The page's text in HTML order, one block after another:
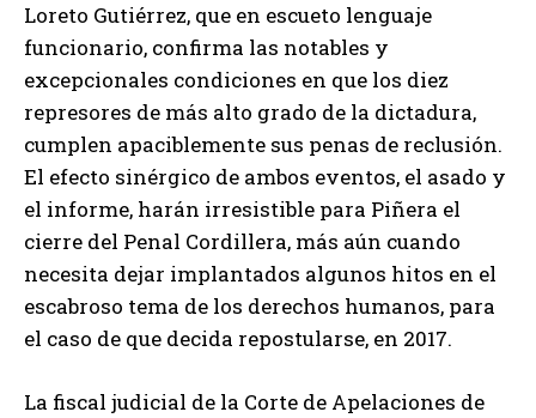
Loreto Gutiérrez, que en escueto lenguaje
funcionario, confirma las notables y
excepcionales condiciones en que los diez
represores de más alto grado de la dictadura,
cumplen apaciblemente sus penas de reclusión.
El efecto sinérgico de ambos eventos, el asado y
el informe, harán irresistible para Piñera el
cierre del Penal Cordillera, más aún cuando
necesita dejar implantados algunos hitos en el
escabroso tema de los derechos humanos, para
el caso de que decida repostularse, en 2017.
La fiscal judicial de la Corte de Apelaciones de